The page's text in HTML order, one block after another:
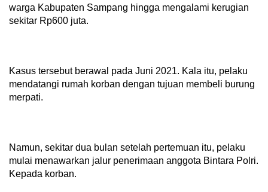
warga Kabupaten Sampang hingga mengalami kerugian
sekitar Rp600 juta.
Kasus tersebut berawal pada Juni 2021. Kala itu, pelaku
mendatangi rumah korban dengan tujuan membeli burung
merpati.
Namun, sekitar dua bulan setelah pertemuan itu, pelaku
mulai menawarkan jalur penerimaan anggota Bintara Polri.
Kepada korban.